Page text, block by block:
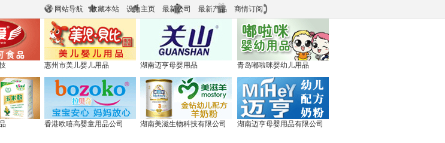
网站导航 收藏本站 设为主页 最新公司 最新产品 商情订阅
惠州市美儿婴儿用品 湖南迈亨母婴用品 青岛嘟啦咪婴幼儿用品
香港欧嘻高婴童用品公司 湖南美滋生物科技有限公司 湖南迈亨母婴用品有限公司